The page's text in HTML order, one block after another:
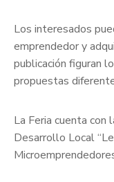
Los interesados
emprendedor y
publicación figuran
propuestas
La Feria cuenta con
Desarrollo Local